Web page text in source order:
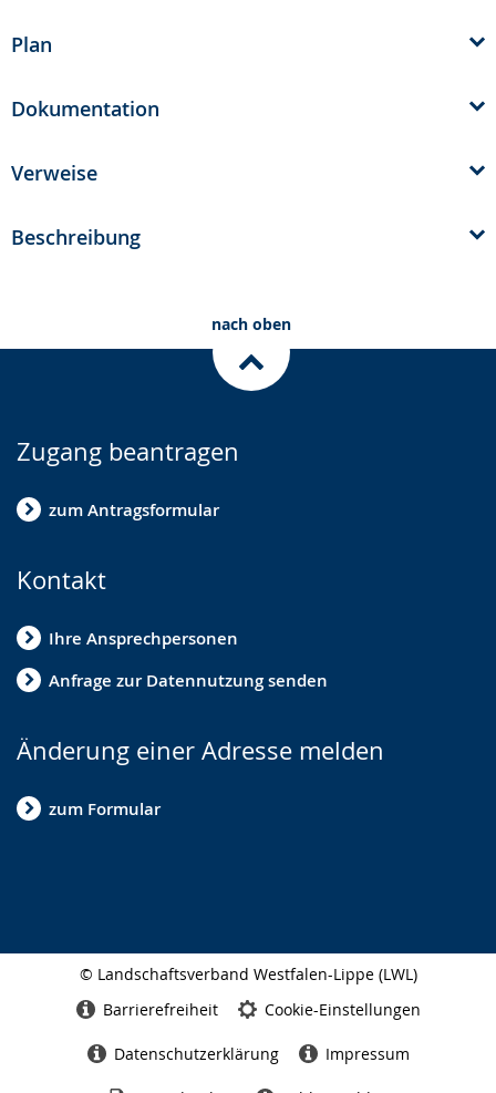
Plan
Dokumentation
Verweise
Beschreibung
nach oben
Zugang beantragen
zum Antragsformular
Kontakt
Ihre Ansprechpersonen
Anfrage zur Datennutzung senden
Änderung einer Adresse melden
zum Formular
© Landschaftsverband Westfalen-Lippe (LWL)
Barrierefreiheit Cookie-Einstellungen
Datenschutzerklärung Impressum